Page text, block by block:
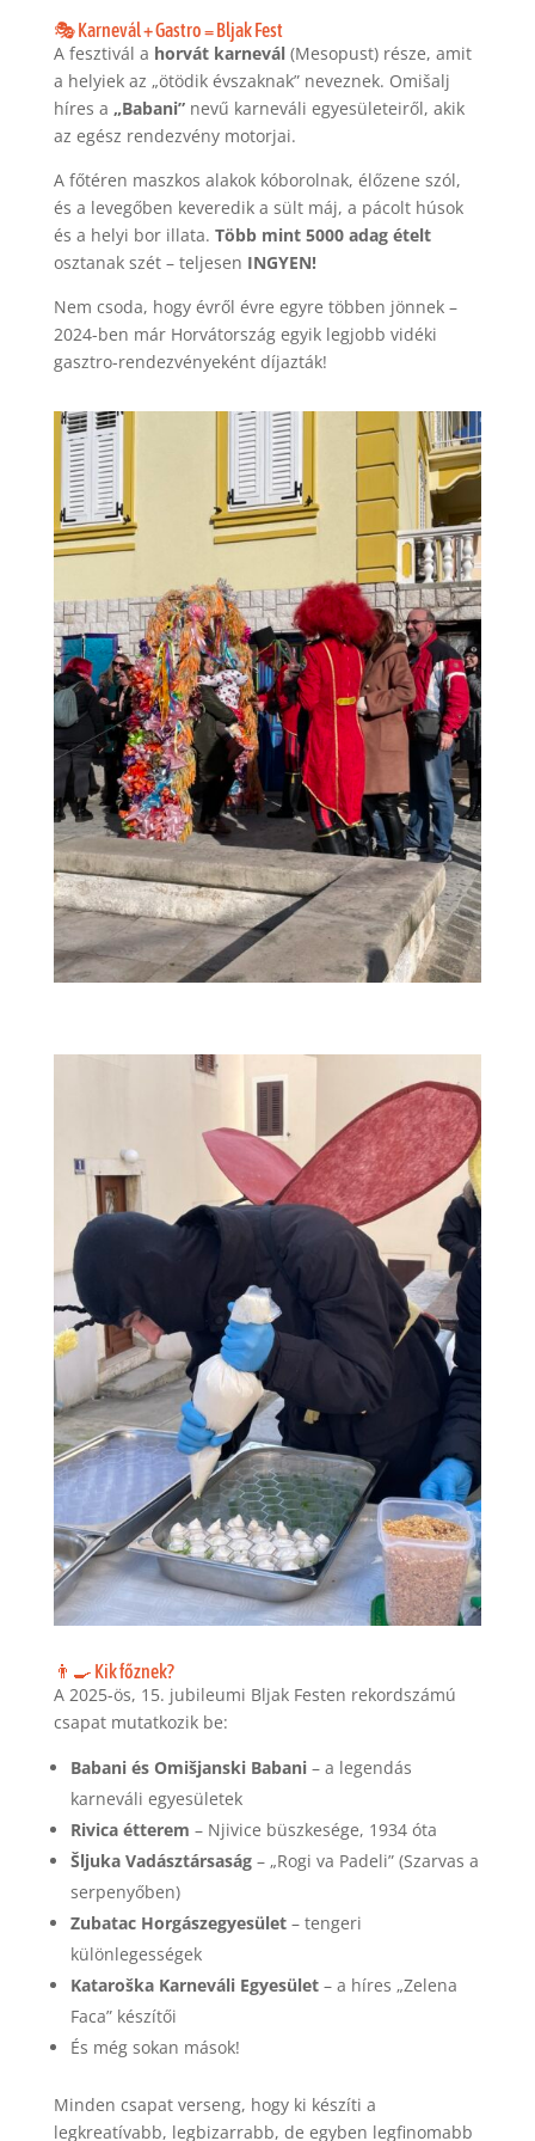
🎭 Karnevál + Gastro = Bljak Fest
A fesztivál a horvát karnevál(Mesopust) része, amit
a helyiek az „ötödik évszaknak” neveznek. Omišalj
híres a „Babani”nevű karneváli egyesületeiről, akik
az egész rendezvény motorjai.
A főtéren maszkos alakok kóborolnak, élőzene szól,
és a levegőben keveredik a sült máj, a pácolt húsok
és a helyi bor illata. Több mint 5000 adag ételt
osztanak szét – teljesen INGYEN!
Nem csoda, hogy évről évre egyre többen jönnek –
2024-ben már Horvátország egyik legjobb vidéki
gasztro-rendezvényeként díjazták!
👨‍🍳 Kik főznek?
A 2025-ös, 15. jubileumi Bljak Festen rekordszámú
csapat mutatkozik be:
Babani és Omišjanski Babani– a legendás
karneváli egyesületek
Rivica étterem – Njivice büszkesége, 1934 óta
Šljuka Vadásztársaság– „Rogi va Padeli” (Szarvas a
serpenyőben)
Zubatac Horgászegyesület– tengeri
különlegességek
Kataroška Karneváli Egyesület– a híres „Zelena
Faca” készítői
És még sokan mások!
Minden csapat verseng, hogy ki készíti a
legkreatívabb, legbizarrabb, de egyben legfinomabb